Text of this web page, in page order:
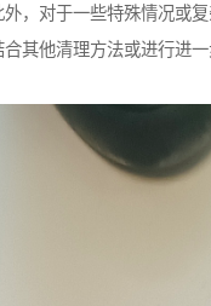
，对于一些特殊情况或
其他清理方法或进行进